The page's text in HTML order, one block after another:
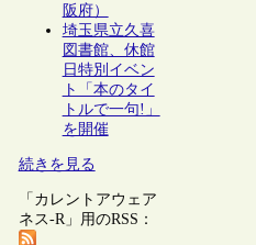
阪府）
埼玉県立久喜
図書館、休館
日特別イベン
ト「本のタイ
トルで一句!」
を開催
続きを見る
「カレントアウェア
ネス-R」用のRSS：